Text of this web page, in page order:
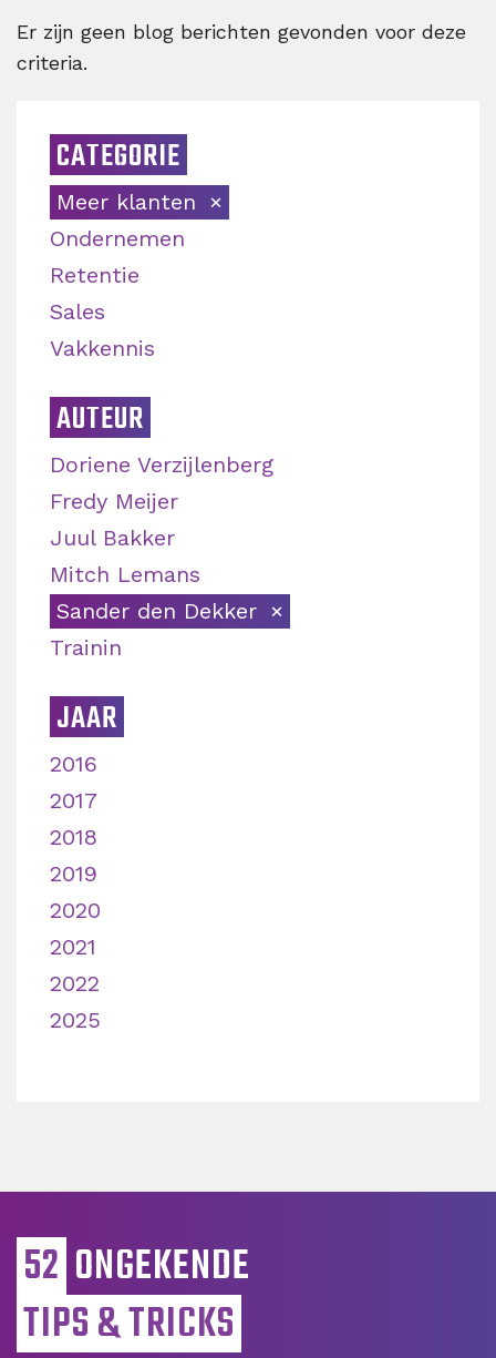
Er zijn geen blog berichten gevonden voor deze
criteria.
CATEGORIE
Meer klanten
Ondernemen
Retentie
Sales
Vakkennis
AUTEUR
Doriene Verzijlenberg
Fredy Meijer
Juul Bakker
Mitch Lemans
Sander den Dekker
Trainin
JAAR
2016
2017
2018
2019
2020
2021
2022
2025
52 ONGEKENDE
TIPS & TRICKS